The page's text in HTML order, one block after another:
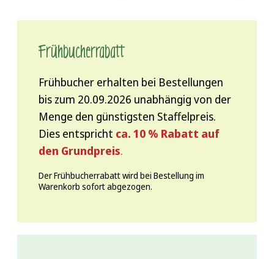
Frühbucher­rabatt
Frühbucher erhalten bei Bestellungen
bis zum 20.09.2026 unabhängig von der
Menge den günstigsten Staffelpreis.
Dies entspricht ca. 10 % Rabatt auf
den Grundpreis.
Der Frühbucherrabatt wird bei Bestellung im
Warenkorb sofort abgezogen.